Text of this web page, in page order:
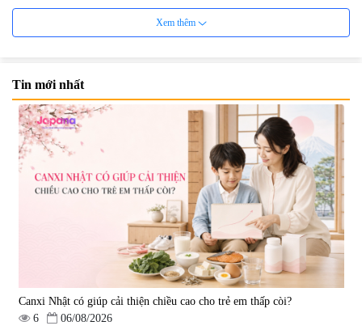
Viên uống bổ não Ribeto Shoji
Ichoha Ekisu Plus - 90 viên
|57.920
Viên nang uống cải thiện thị lực,
trí nhớ DHA + EPA + Flaxseed
Oil 30 viên/gói - Date 02/2027
52.346
225.000 đ
Xem thêm
Tin mới nhất
Canxi Nhật có giúp cải thiện chiều cao cho trẻ em thấp còi?
6
06/08/2026